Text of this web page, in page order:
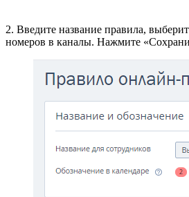
2. Введите название правила,
номеров в каналы. Нажмите